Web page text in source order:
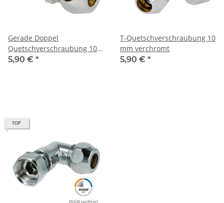
Gerade Doppel
Quetschverschraubung 10 x
10 mm verchromt
5,90 € *
T-Quetschverschraubung 10
mm verchromt
5,90 € *
TOP